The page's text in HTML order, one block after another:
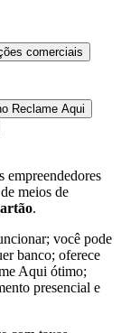
comerciais
Reclame Aqui
empreendedores
meios de
.
você pode
banco; oferece
Aqui ótimo;
presencial e